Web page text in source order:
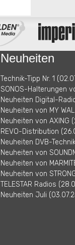
Neuheiten
Technik-Tipp Nr. 1
SONOS-Halterungen
Neuheiten Digital-
Neuheiten von MY
Neuheiten von AXING
REVO-Distribution
Neuheiten DVB-
Neuheiten von
Neuheiten von
Neuheiten von
TELESTAR Radios
Neuheiten Juli